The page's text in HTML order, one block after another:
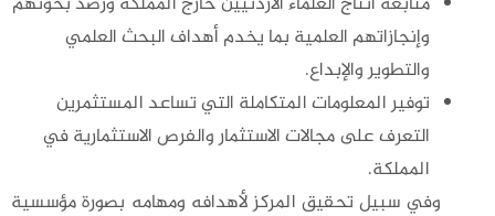
وإنجازاتهم العلمية بما يخدم أهداف البحث العلمي
والتطوير والإبداع.
توفير المعلومات المتكاملة التي تساعد المستثمرين
التعرف على مجالات الاستثمار والفرص الاستثمارية في
المملكة.
وفي سبيل تحقيق المركز لأهدافه ومهامه بصورة مؤسسية